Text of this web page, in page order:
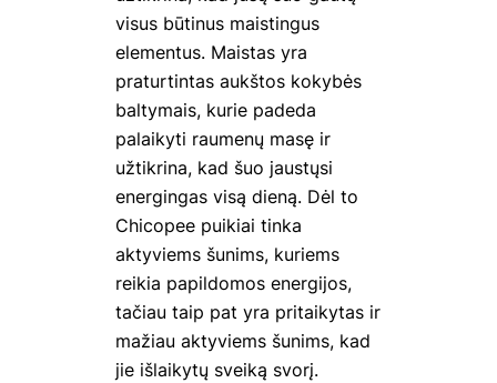
visus būtinus maistingus
elementus. Maistas yra
praturtintas aukštos kokybės
baltymais, kurie padeda
palaikyti raumenų masę ir
užtikrina, kad šuo jaustųsi
energingas visą dieną. Dėl to
Chicopee puikiai tinka
aktyviems šunims, kuriems
reikia papildomos energijos,
tačiau taip pat yra pritaikytas ir
mažiau aktyviems šunims, kad
jie išlaikytų sveiką svorį.